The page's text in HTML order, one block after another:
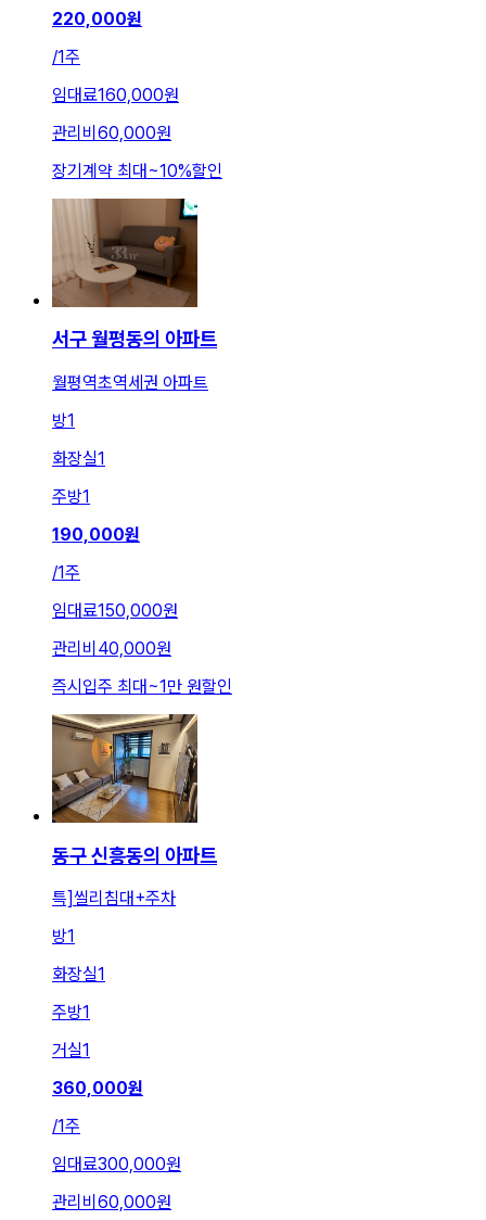
220,000원
/1주
임대료160,000원
관리비 60,000원
장기계약 최대~10%할인
서구 월평동의 아파트
월평역초역세권 아파트
방1
화장실1
주방1
190,000원
/1주
임대료150,000원
관리비 40,000원
즉시입주 최대~1만 원할인
동구 신흥동의 아파트
특]씰리침대+주차
방1
화장실1
주방1
거실1
360,000원
/1주
임대료300,000원
관리비 60,000원